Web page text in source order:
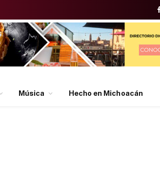
Música Hecho en Michoacán